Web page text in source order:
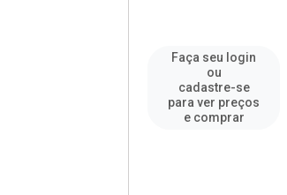
Faça seu login
ou
cadastre-se
para ver preços
e comprar